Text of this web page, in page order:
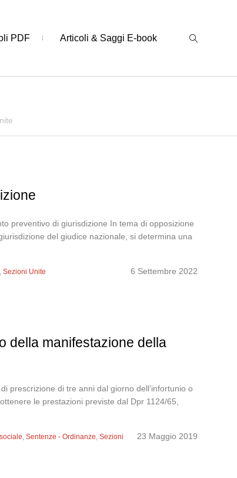
PDF Articoli & Saggi E-book
preventivo di giurisdizione In tema di opposizione
del giudice nazionale, si determina una
6 Settembre 2022
,Sezioni Unite
della manifestazione della
prescrizione di tre anni dal giorno dell’infortunio o
le prestazioni previste dal Dpr 1124/65,
23 Maggio 2019
,Sentenze - Ordinanze,Sezioni